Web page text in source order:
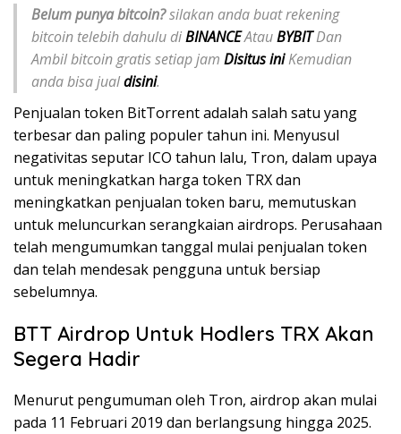
Belum punya bitcoin?silakan anda buat rekening
bitcoin telebih dahulu diBINANCEAtauBYBITDan
Ambil bitcoin gratis setiap jam Disitus iniKemudian
anda bisa jualdisini.
Penjualan token BitTorrent adalah salah satu yang
terbesar dan paling populer tahun ini. Menyusul
negativitas seputar ICO tahun lalu, Tron, dalam upaya
untuk meningkatkan harga token TRX dan
meningkatkan penjualan token baru, memutuskan
untuk meluncurkan serangkaian airdrops. Perusahaan
telah mengumumkan tanggal mulai penjualan token
dan telah mendesak pengguna untuk bersiap
sebelumnya.
BTT Airdrop Untuk Hodlers TRX Akan
Segera Hadir
Menurut pengumuman oleh Tron, airdrop akan mulai
pada 11 Februari 2019 dan berlangsung hingga 2025.